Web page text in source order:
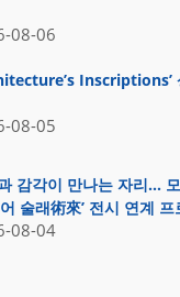
08-06
Inscriptions’
08-05
감각이 만나는 자리…
술래術來’ 전시 연계
08-04